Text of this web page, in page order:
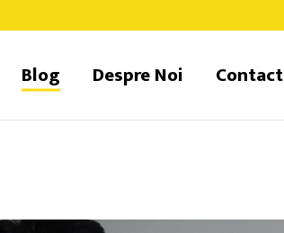
Blog Despre Noi Contact